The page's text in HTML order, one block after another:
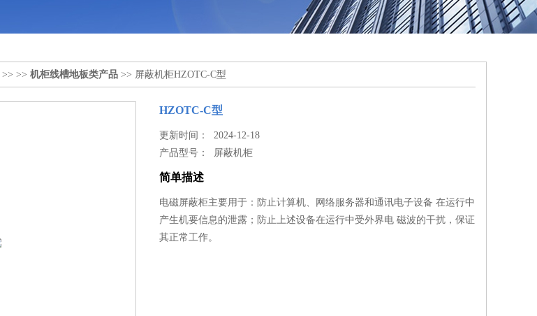
>> >> 机柜线槽地板类产品 >> 屏蔽机柜HZOTC-C型
HZOTC-C型
更新时间： 2024-12-18
产品型号： 屏蔽机柜
简单描述
电磁屏蔽柜主要用于：防止计算机、网络服务器和通讯电子设备 在运行中
产生机要信息的泄露；防止上述设备在运行中受外界电 磁波的干扰，保证
其正常工作。